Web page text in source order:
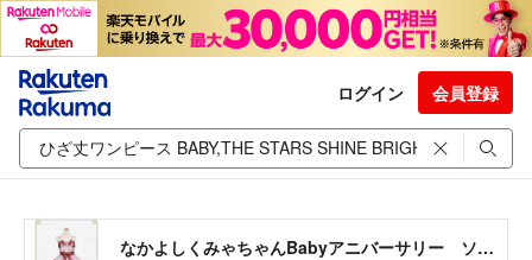
ログイン 会員登録
なかよしくみゃちゃんBabyアニバーサリー ソフィーJSK＋カチューシャ